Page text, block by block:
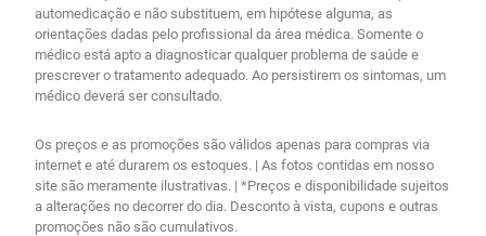
automedicação e não substituem, em hipótese alguma, as
orientações dadas pelo profissional da área médica. Somente o
médico está apto a diagnosticar qualquer problema de saúde e
prescrever o tratamento adequado. Ao persistirem os sintomas, um
médico deverá ser consultado.
Os preços e as promoções são válidos apenas para compras via
internet e até durarem os estoques. | As fotos contidas em nosso
site são meramente ilustrativas. | *Preços e disponibilidade sujeitos
a alterações no decorrer do dia. Desconto à vista, cupons e outras
promoções não são cumulativos.